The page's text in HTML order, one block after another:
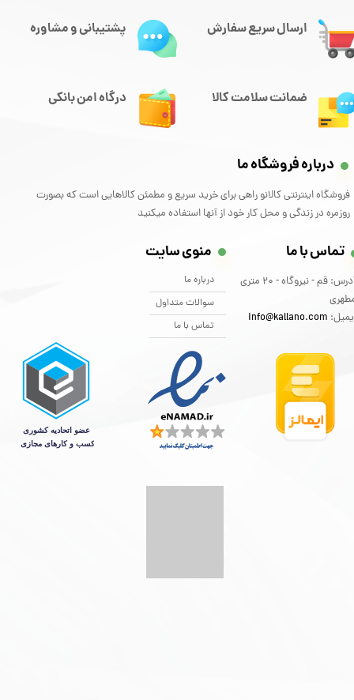
ارسال سریع سفارش
درگاه امن بانکی
پشتیبانی و مشاوره
ضمانت سلامت کالا
درباره فروشگاه ما
فروشگاه اینترنتی کالانو راهی برای خرید سریع و مطمئن کالاهایی است که بصورت
روزمره در زندگی و محل کار خود از آنها استفاده میکنید
تماس با ما
آدرس: قم - نیروگاه - 20 متری
info@kallano.com​​​​​​​
منوی سایت
درباره ما
سوالات متداول
تماس با ما